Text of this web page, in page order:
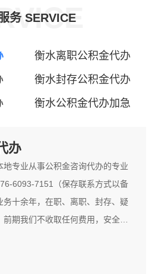
务 SERVICE
衡水离职公积金代办
衡水封存公积金代办
衡水公积金代办加急
办
专业从事公积金咨询代办的专业
6093-7151（保存联系方式以备
务十余年，在职、离职、封存、疑
期我们不收取任何费用，安全可
切以客户的实际情况和条件，因